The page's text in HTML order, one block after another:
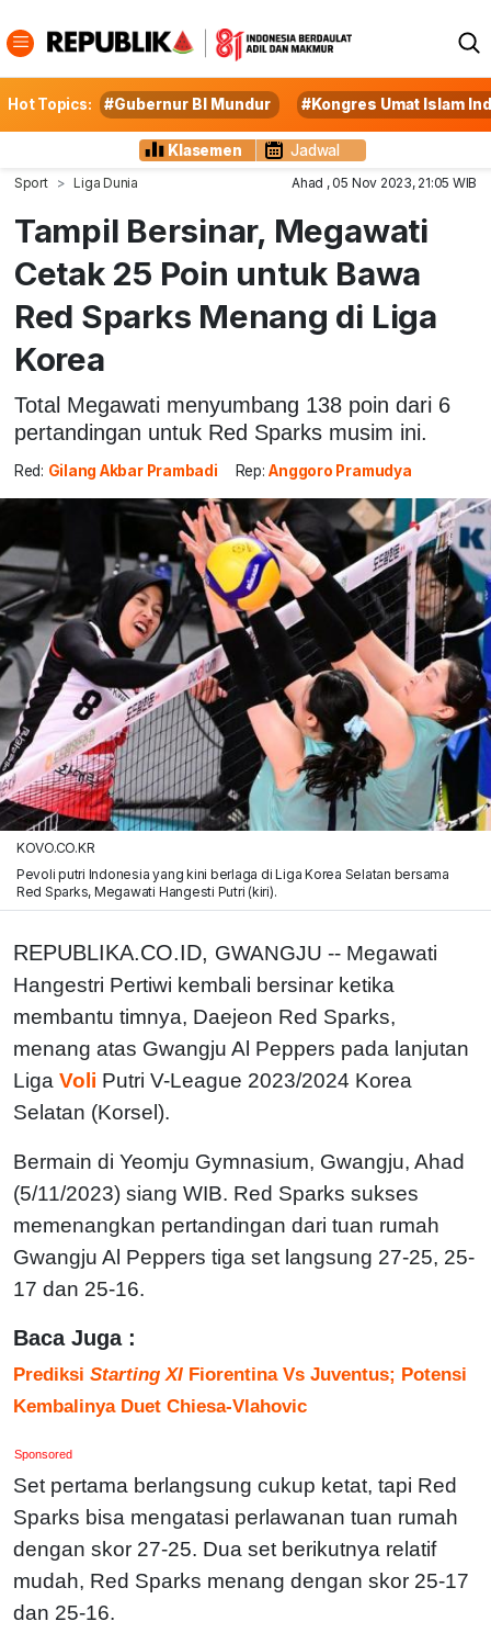
Hot Topics: #Gubernur BI Mundur #Kongres Umat Islam
Klasemen Jadwal
Sport Liga Dunia Ahad , 05 Nov 2023, 21:05 WIB
Tampil Bersinar, Megawati
Cetak 25 Poin untuk Bawa
Red Sparks Menang di Liga
Korea
Total Megawati menyumbang 138 poin dari 6
pertandingan untuk Red Sparks musim ini.
Red: Gilang Akbar Prambadi Rep: Anggoro Pramudya
KOVO.CO.KR
Pevoli putri Indonesia yang kini berlaga di Liga Korea Selatan bersama
Red Sparks, Megawati Hangesti Putri (kiri).
REPUBLIKA.CO.ID, GWANGJU -- Megawati
Hangestri Pertiwi kembali bersinar ketika
membantu timnya, Daejeon Red Sparks,
menang atas Gwangju Al Peppers pada lanjutan
Liga Voli Putri V-League 2023/2024 Korea
Selatan (Korsel).
Bermain di Yeomju Gymnasium, Gwangju, Ahad
(5/11/2023) siang WIB. Red Sparks sukses
memenangkan pertandingan dari tuan rumah
Gwangju Al Peppers tiga set langsung 27-25, 25-
17 dan 25-16.
Baca Juga :
Prediksi Starting XI Fiorentina Vs Juventus; Potensi
Kembalinya Duet Chiesa-Vlahovic
Sponsored
Set pertama berlangsung cukup ketat, tapi Red
Sparks bisa mengatasi perlawanan tuan rumah
dengan skor 27-25. Dua set berikutnya relatif
mudah, Red Sparks menang dengan skor 25-17
dan 25-16.